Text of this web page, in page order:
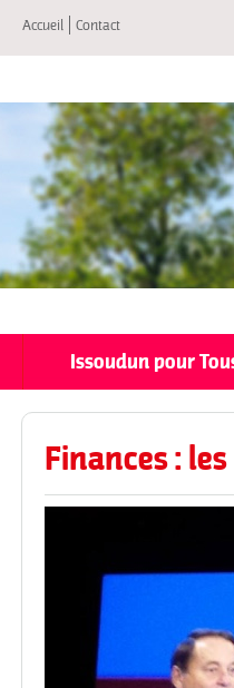
Accueil Contact
Issoudun pour
Finances :